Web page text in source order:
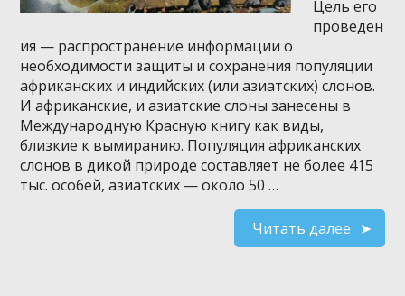
Цель его
проведен
ия — распространение информации о
необходимости защиты и сохранения популяции
африканских и индийских (или азиатских) слонов.
И африканские, и азиатские слоны занесены в
Международную Красную книгу как виды,
близкие к вымиранию. Популяция африканских
слонов в дикой природе составляет не более 415
тыс. особей, азиатских — около 50 …
Читать далее